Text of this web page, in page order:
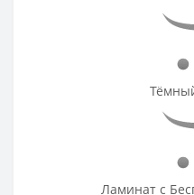
Ламинат с